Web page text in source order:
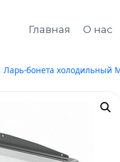
Главная О нас
/Ларь-бонета